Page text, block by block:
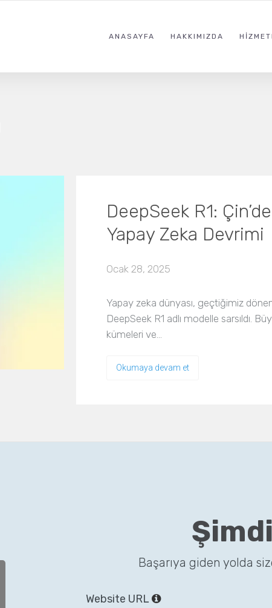
ANASAYFA HAKKIMIZDA
DeepSeek R1:
Yapay Zeka Devrimi
Ocak 28, 2025
Yapay zeka dünyası, geçtiğimiz
DeepSeek R1 adlı modelle sarsıldı.
kümeleri ve…
Okumaya devam et
Başarıya giden yolda
Website URL